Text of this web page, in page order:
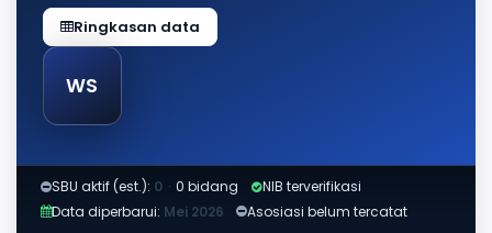
Ringkasan data
WS
SBU aktif (est.): 0 · 0 bidang
NIB terverifikasi
Data diperbarui: Mei 2026 Asosiasi belum tercatat